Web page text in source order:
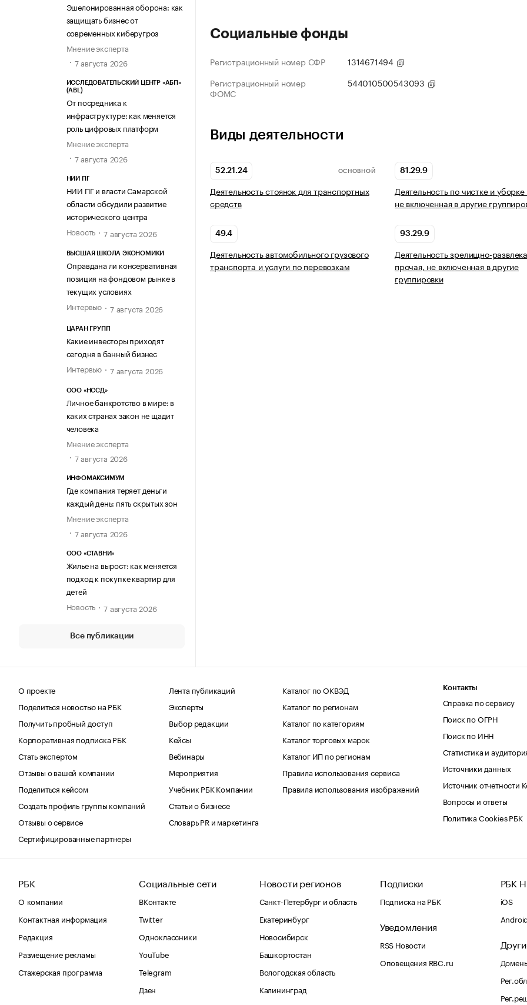
Эшелонированная оборона: как
защищать бизнес от
современных киберугроз
Мнение эксперта
7 августа 2026
ИССЛЕДОВАТЕЛЬСКИЙ ЦЕНТР «АБП»
(ABL)
От посредника к
инфраструктуре: как меняется
роль цифровых платформ
Мнение эксперта
7 августа 2026
НИИ ПГ
НИИ ПГ и власти Самарской
области обсудили развитие
исторического центра
Новость
7 августа 2026
ВЫСШАЯ ШКОЛА ЭКОНОМИКИ
Оправдана ли консервативная
позиция на фондовом рынке в
текущих условиях
Интервью
7 августа 2026
ЦАРАН ГРУПП
Какие инвесторы приходят
сегодня в банный бизнес
Интервью
7 августа 2026
ООО «НССД»
Личное банкротство в мире: в
каких странах закон не щадит
человека
Мнение эксперта
7 августа 2026
ИНФОМАКСИМУМ
Где компания теряет деньги
каждый день: пять скрытых зон
Мнение эксперта
7 августа 2026
ООО «СТАВНИ»
Жилье на вырост: как меняется
подход к покупке квартир для
детей
Новость
7 августа 2026
Все публикации
Социальные фонды
Регистрационный номер СФР
1314671494
Регистрационный номер
ФОМС
544010500543093
Виды деятельности
52.21.24 ОСНОВНОЙ
Деятельность стоянок для транспортных
средств
81.29.9
Деятельность по чистке и
не включенная в другие
49.4
Деятельность автомобильного грузового
транспорта и услуги по перевозкам
93.29.9
Деятельность зрелищно-
прочая, не включенная в другие
группировки
О проекте
Поделиться новостью на РБК
Получить пробный доступ
Корпоративная подписка РБК
Стать экспертом
Отзывы о вашей компании
Поделиться кейсом
Создать профиль группы компаний
Отзывы о сервисе
Сертифицированные партнеры
Лента публикаций
Эксперты
Выбор редакции
Кейсы
Вебинары
Мероприятия
Учебник РБК Компании
Статьи о бизнесе
Словарь PR и маркетинга
Каталог по ОКВЭД
Каталог по регионам
Каталог по категориям
Каталог торговых марок
Каталог ИП по регионам
Правила использования сервиса
Правила использования изображений
Контакты
Справка по сервису
Поиск по ОГРН
Поиск по ИНН
Статистика и
Источники данных
Источник отчетности
Вопросы и ответы
Политика Cookies РБК
РБК
О компании
Контактная информация
Редакция
Размещение рекламы
Стажерская программа
Социальные сети
ВКонтакте
Twitter
Одноклассники
YouTube
Telegram
Дзен
Новости регионов
Санкт-Петербург и область
Екатеринбург
Новосибирск
Башкортостан
Вологодская область
Калининград
Подписки
Подписка на РБК
Уведомления
RSS Новости
Оповещения RBC.ru
РБК
iOS